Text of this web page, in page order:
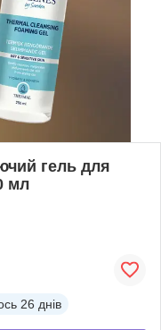
гель для
мл
26 днів